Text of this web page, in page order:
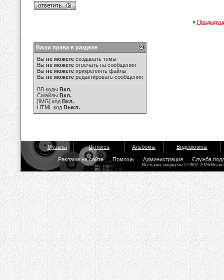
«
Ваши права в разделе
Вы не можете создавать темы
Вы не можете отвечать на сообщения
Вы не можете прикреплять файлы
Вы не можете редактировать сообщения
BB коды Вкл.
Смайлы Вкл.
[IMG] код Вкл.
HTML код Выкл.
Музыка Dj mixes Альбомы Видеоклипы
Реклама на сайте Помощь Администрация Служба
Все права защищены © 2007-2026